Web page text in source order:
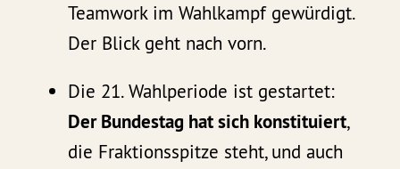
Teamwork im Wahlkampf gewürdigt.
Der Blick geht nach vorn.
Die 21. Wahlperiode ist gestartet:
Der Bundestag hat sich konstituiert,
die Fraktionsspitze steht, und auch